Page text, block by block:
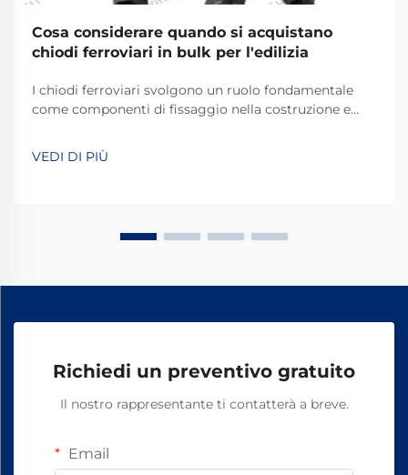
Cosa considerare quando si acquistano
chiodi ferroviari in bulk per l'edilizia
I chiodi ferroviari svolgono un ruolo fondamentale
come componenti di fissaggio nella costruzione e
collegamento essenziale tra i binari e le traverse.
Questi elementi di fissaggio resistenti devono
VEDI DI PIÙ
Richiedi un preventivo gratuito
Il nostro rappresentante ti contatterà a breve.
Email